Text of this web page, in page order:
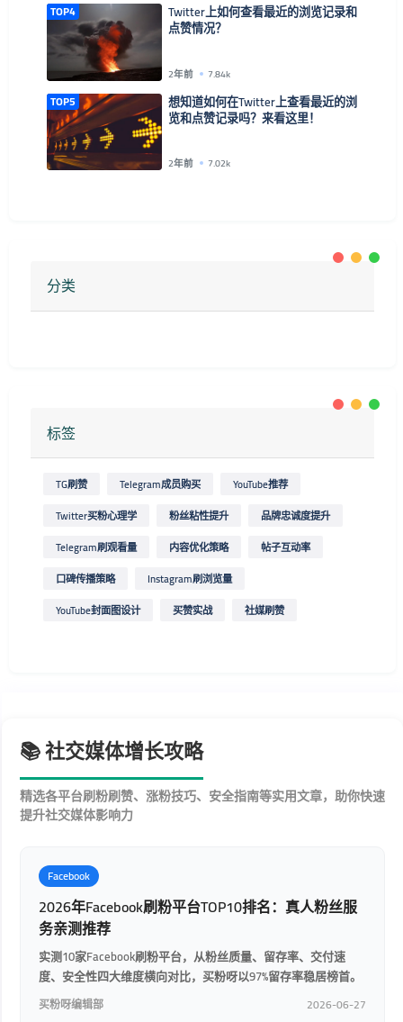
TOP4 Twitter上如何查看最近的浏览记录和
点赞情况？
2年前 7.84k
TOP5 想知道如何在Twitter上查看最近的浏
览和点赞记录吗？来看这里！
2年前 7.02k
分类
标签
TG刷赞 Telegram成员购买
YouTube推荐
Twitter买粉心理学
粉丝粘性提升
品牌忠诚度提升
Telegram刷观看量
内容优化策略
帖子互动率
口碑传播策略
Instagram刷浏览量
YouTube封面图设计
买赞实战 社媒刷赞
📚 社交媒体增长攻略
精选各平台刷粉刷赞、涨粉技巧、安全指南等实用文章，助你快速
提升社交媒体影响力
Facebook
2026年Facebook刷粉平台TOP10排名：真人粉丝服
务亲测推荐
实测10家Facebook刷粉平台，从粉丝质量、留存率、交付速
度、安全性四大维度横向对比，买粉呀以97%留存率稳居榜首。
买粉呀编辑部 2026-06-27